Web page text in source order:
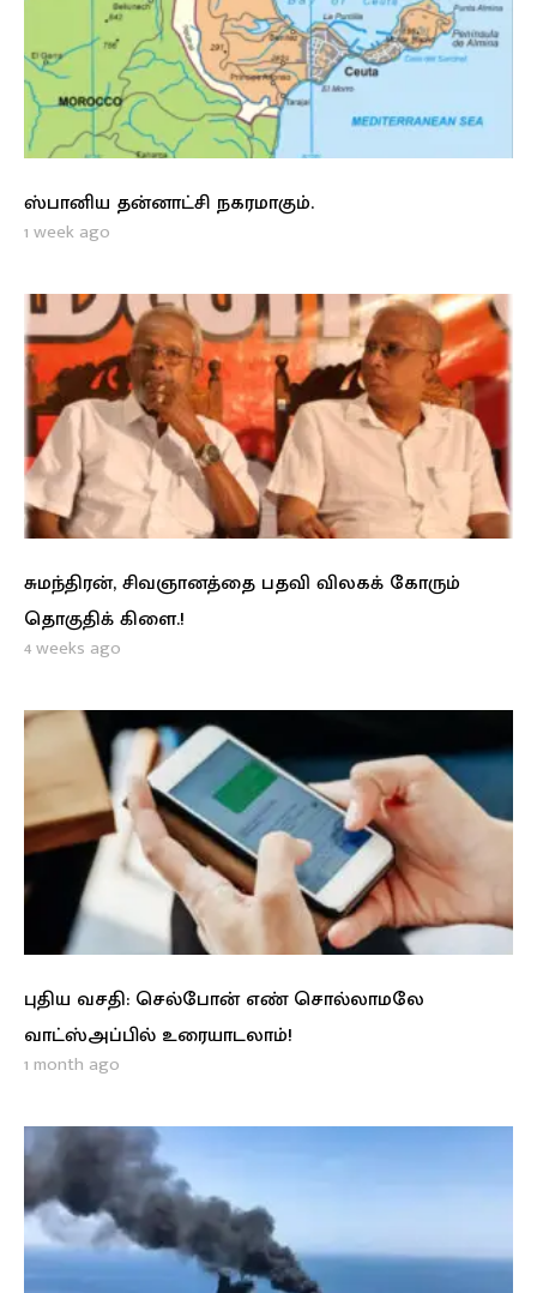
ஸ்பானிய தன்னாட்சி நகரமாகும்.
1 week ago
சுமந்திரன், சிவஞானத்தை பதவி விலகக் கோரும்
தொகுதிக் கிளை.!
4 weeks ago
புதிய வசதி: செல்போன் எண் சொல்லாமலே
வாட்ஸ்அப்பில் உரையாடலாம்!
1 month ago